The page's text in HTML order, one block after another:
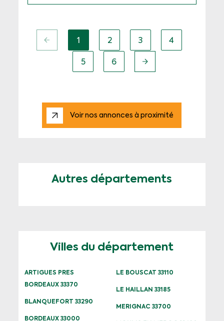
1 2 3 4
5 6
Voir nos annonces à proximité
Autres départements
Villes du département
ARTIGUES PRES
BORDEAUX 33370
BLANQUEFORT 33290
BORDEAUX 33000
LE BOUSCAT 33110
LE HAILLAN 33185
MERIGNAC 33700